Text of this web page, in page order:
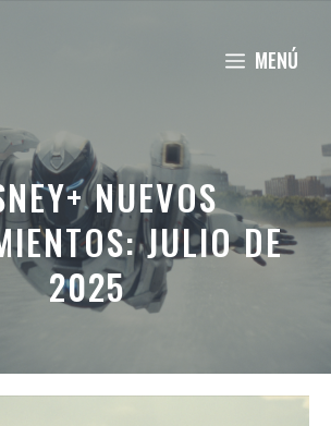
MENÚ
NUEVOS
JULIO DE
2025